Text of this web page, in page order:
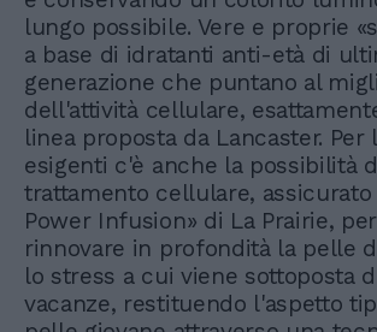
lungo possibile. Vere e proprie
a base di idratanti anti-età di
generazione che puntano al
dell'attività cellulare,
linea proposta da Lancaster. Per
esigenti c'è anche la possibilità
trattamento cellulare, assicurato
Power Infusion» di La Prairie,
rinnovare in profondità la pelle
lo stress a cui viene sottoposta
vacanze, restituendo l'aspetto